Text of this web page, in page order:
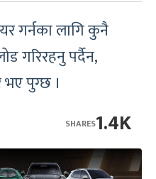
गर्नका लागि कुनै
गरिरहनु पर्दैन,
भए पुग्छ ।
1.4K
SHARES